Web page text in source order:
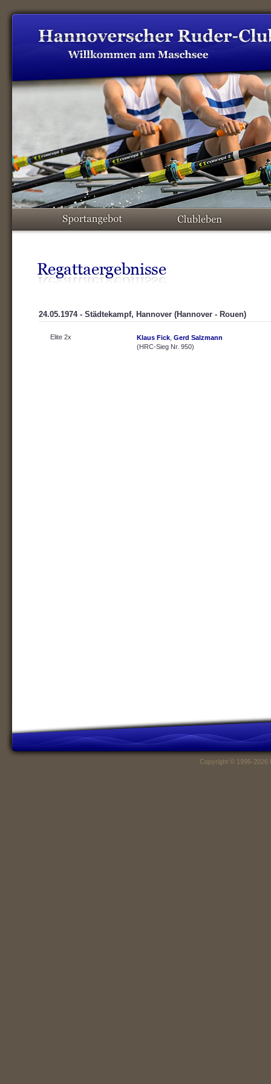
24.05.1974 - Städtekampf, Hannover (Hannover - Rouen)
Elite 2x Klaus Fick Gerd Salzmann
(HRC-Sieg Nr. 950)
Copyright © 1996-2026